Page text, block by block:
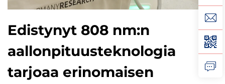
Edistynyt 808 nm:n
aallonpituusteknologia
tarjoaa erinomaisen